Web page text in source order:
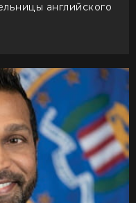
английского